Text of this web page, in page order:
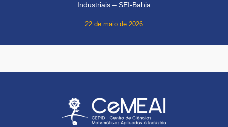
Industriais – SEI-Bahia
22 de maio de 2026